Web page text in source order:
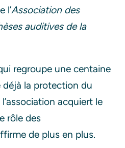
l’Association des
auditives de la
regroupe une centaine
la protection du
acquiert le
rôle des
de plus en plus.